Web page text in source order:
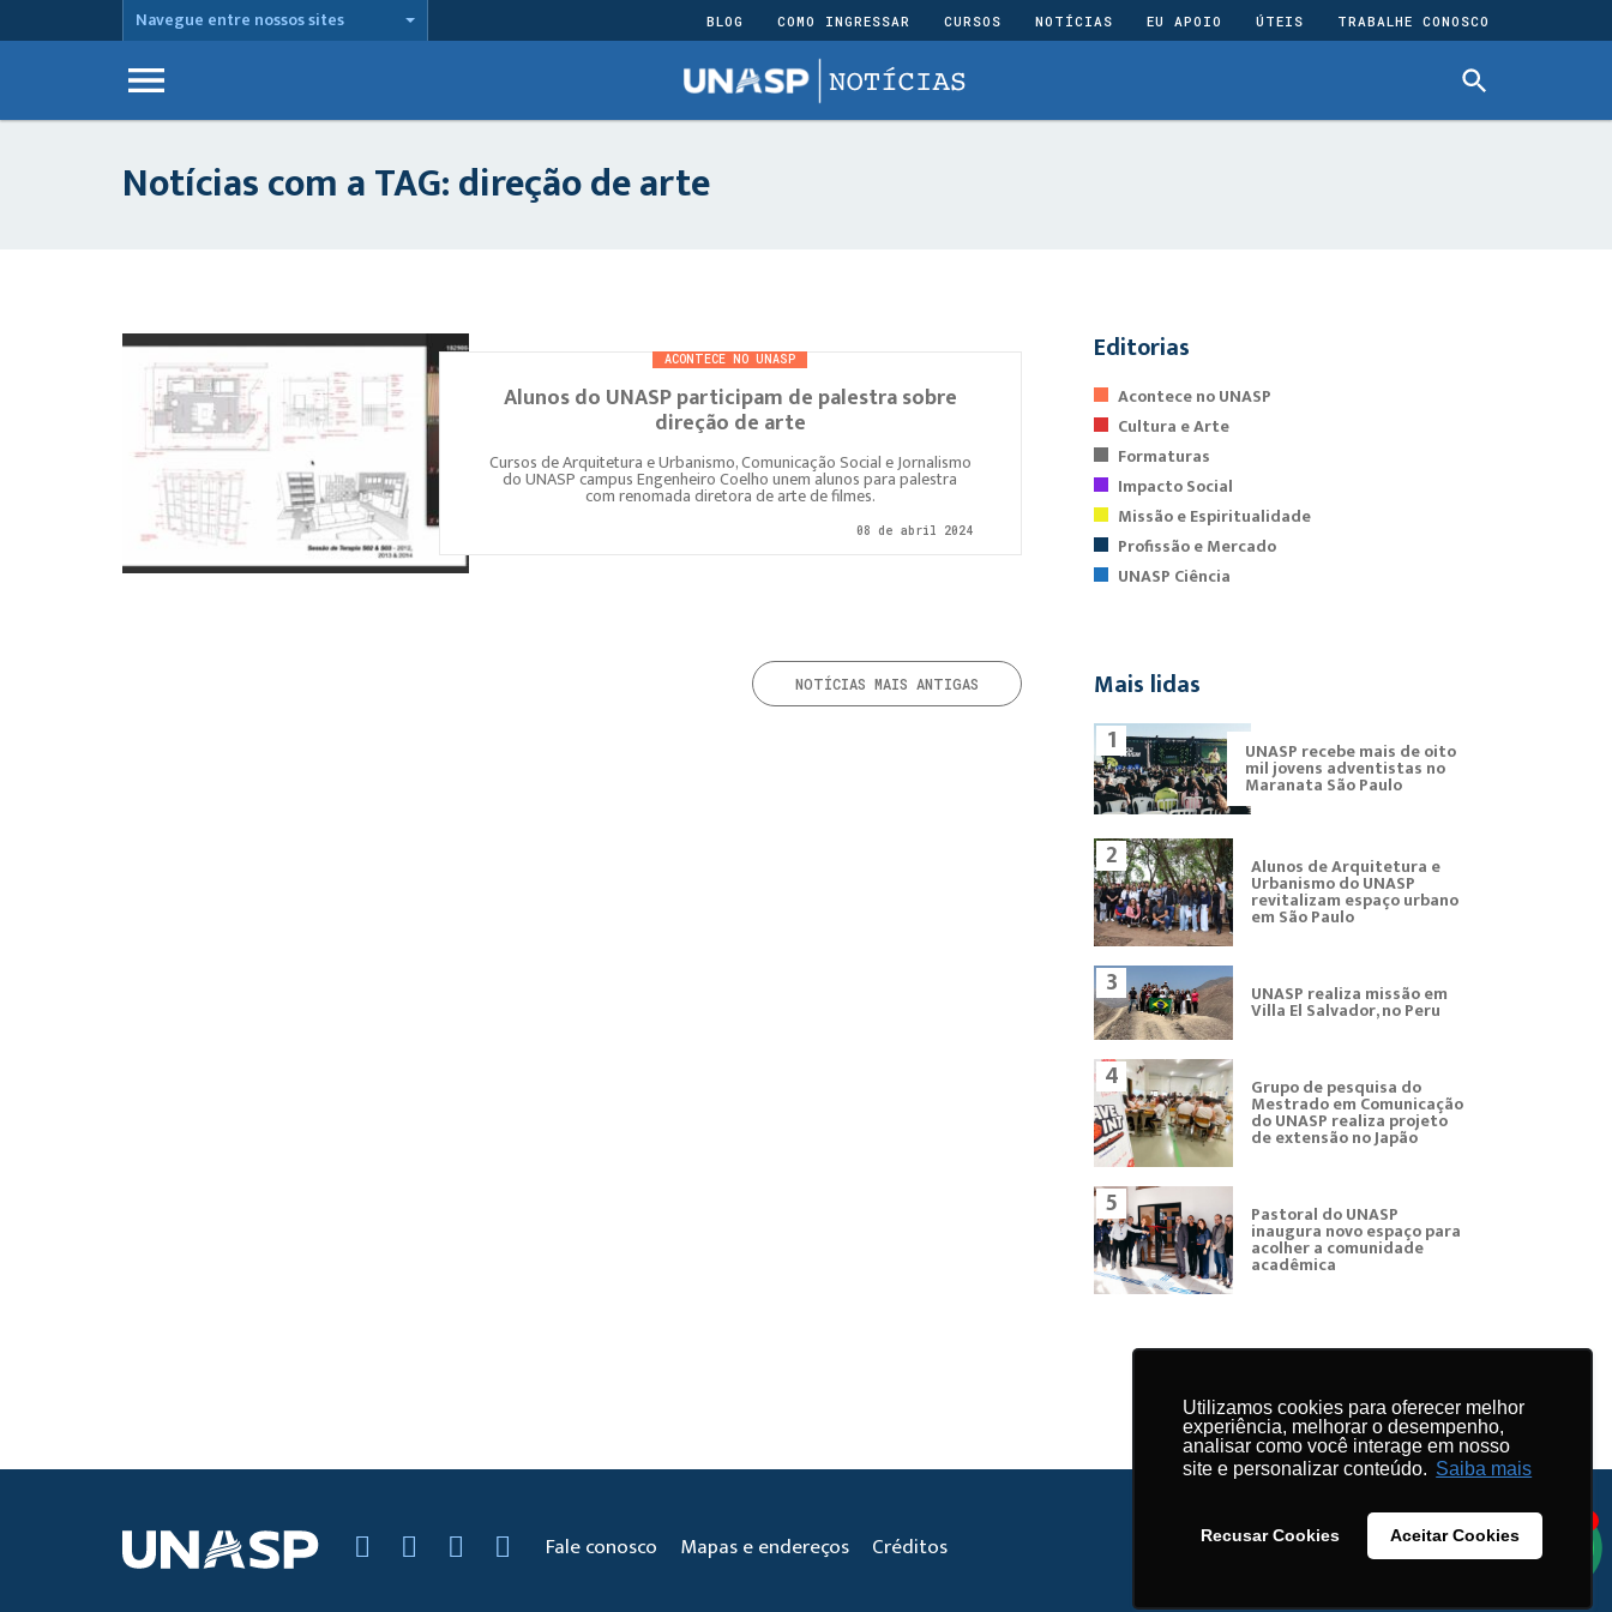
Utilizamos cookies para oferecer melhor
experiência, melhorar o desempenho,
analisar como você interage em nosso
site e personalizar conteúdo. Saiba mais
Recusar Cookies Aceitar Cookies
Navegue entre nossos sites BLOG COMO INGRESSAR CURSOS NOTÍCIAS EU APOIO ÚTEIS TRABALHE CONOSCO
Notícias com a TAG: direção de arte
ACONTECE NO UNASP
Alunos do UNASP participam de palestra sobre
direção de arte
Cursos de Arquitetura e Urbanismo, Comunicação Social e Jornalismo
do UNASP campus Engenheiro Coelho unem alunos para palestra
com renomada diretora de arte de filmes.
08 de abril 2024
NOTÍCIAS MAIS ANTIGAS
Editorias
Acontece no UNASP
Cultura e Arte
Formaturas
Impacto Social
Missão e Espiritualidade
Profissão e Mercado
UNASP Ciência
Mais lidas
1
UNASP recebe mais de oito
mil jovens adventistas no
Maranata São Paulo
2 Alunos de Arquitetura e
Urbanismo do UNASP
revitalizam espaço urbano
em São Paulo
3 UNASP realiza missão em
Villa El Salvador, no Peru
4 Grupo de pesquisa do
Mestrado em Comunicação
do UNASP realiza projeto
de extensão no Japão
5 Pastoral do UNASP
inaugura novo espaço para
acolher a comunidade
acadêmica
Fale conosco Mapas e endereços Créditos